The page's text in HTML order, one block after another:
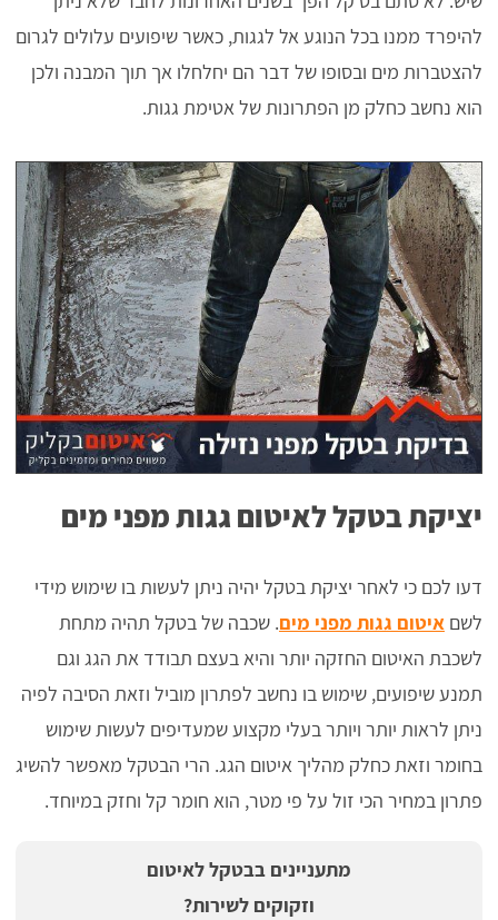
להיפרד ממנו בכל הנוגע אל לגגות, כאשר שיפועים עלולים לגרום
להצטברות מים ובסופו של דבר הם יחלחלו אך תוך המבנה ולכן
הוא נחשב כחלק מן הפתרונות של אטימת גגות.
יציקת בטקל לאיטום גגות מפני מים
דעו לכם כי לאחר יציקת בטקל יהיה ניתן לעשות בו שימוש מידי
לשם איטום גגות מפני מים. שכבה של בטקל תהיה מתחת
לשכבת האיטום החזקה יותר והיא בעצם תבודד את הגג וגם
תמנע שיפועים, שימוש בו נחשב לפתרון מוביל וזאת הסיבה לפיה
ניתן לראות יותר ויותר בעלי מקצוע שמעדיפים לעשות שימוש
בחומר וזאת כחלק מהליך איטום הגג. הרי הבטקל מאפשר להשיג
פתרון במחיר הכי זול על פי מטר, הוא חומר קל וחזק במיוחד.
מתעניינים בבטקל לאיטום
וזקוקים לשירות?